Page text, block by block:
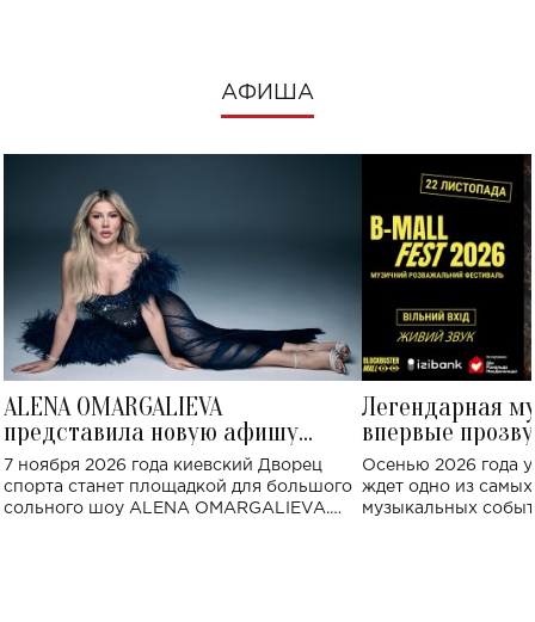
АФИША
ALENA OMARGALIEVA
представила новую афишу
большого концерта во Дворце
спорта
7 ноября 2026 года киевский Дворец
спорта станет площадкой для большого
сольного шоу ALENA OMARGALIEVA.
Легендарная
впервые
Украине: где
Осенью 2026 года
ждет одно из
музыкальных